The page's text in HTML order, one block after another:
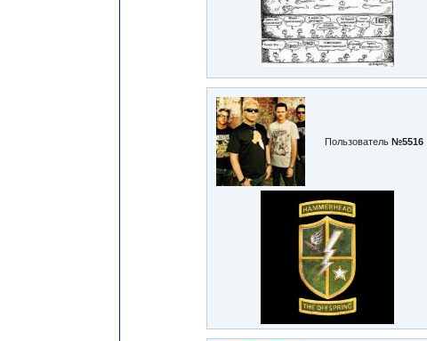
Пользователь №5516